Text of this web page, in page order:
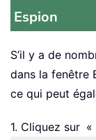
Espion
S’il y a de
dans la fenêtre
ce qui peut
1. Cliquez sur «